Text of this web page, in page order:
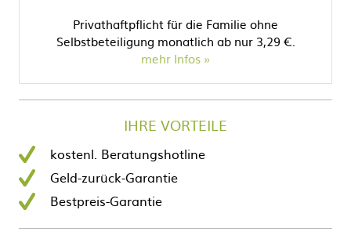
Privathaftpflicht für die Familie ohne
Selbstbeteiligung monatlich ab nur 3,29 €.
mehr Infos
IHRE VORTEILE
kostenl. Beratungshotline
Geld-zurück-Garantie
Bestpreis-Garantie